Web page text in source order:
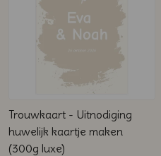
Trouwkaart - Uitnodiging
huwelijk kaartje maken
(300g luxe)